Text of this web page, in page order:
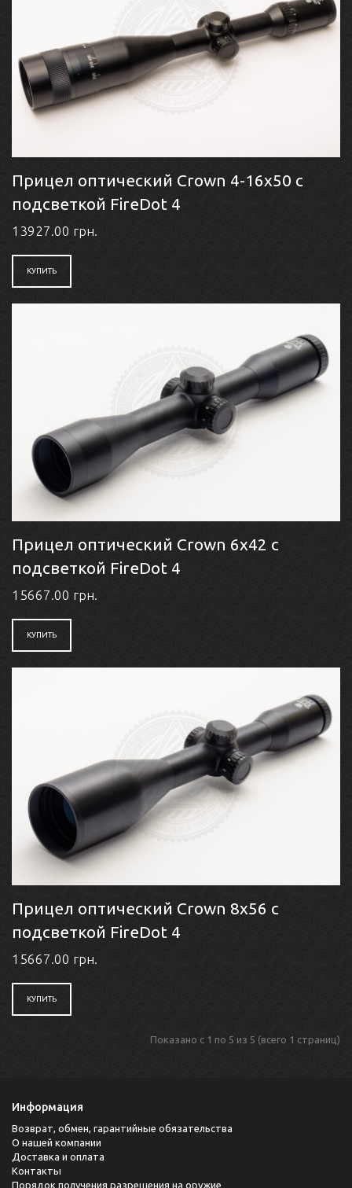
Прицел оптический Crown 4-16x50 с
подсветкой FireDot 4
13927.00 грн.
КУПИТЬ
Прицел оптический Crown 6x42 с
подсветкой FireDot 4
15667.00 грн.
КУПИТЬ
Прицел оптический Crown 8x56 с
подсветкой FireDot 4
15667.00 грн.
КУПИТЬ
Показано с 1 по 5 из 5 (всего 1 страниц)
Информация
Возврат, обмен, гарантийные обязательства
О нашей компании
Доставка и оплата
Контакты
Порядок получения разрешения на оружие